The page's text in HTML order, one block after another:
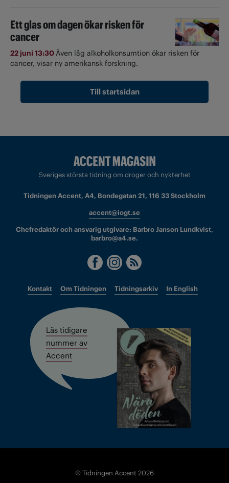
Ett glas om dagen ökar risken för
cancer
22 juni 13:30Även låg alkoholkonsumtion ökar risken för
cancer, visar ny amerikansk forskning.
Till startsidan
Sveriges största tidning om droger och nykterhet
Tidningen Accent, A4, Bondegatan 21, 116 33 Stockholm
accent@iogt.se
Chefredaktör och ansvarig utgivare: Barbro Janson Lundkvist,
barbro@a4.se.
Kontakt Om Tidningen Tidningsarkiv In English
Läs tidigare
nummer av
Accent
© Tidningen Accent 2026